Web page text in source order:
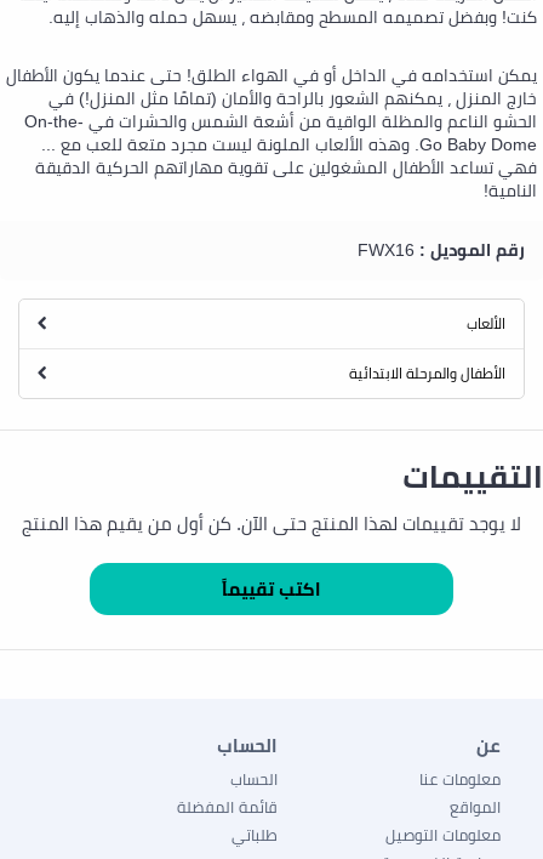
كنت! وبفضل تصميمه المسطح ومقابضه ، يسهل حمله والذهاب إليه.
يمكن استخدامه في الداخل أو في الهواء الطلق! حتى عندما يكون الأطفال
خارج المنزل ، يمكنهم الشعور بالراحة والأمان (تمامًا مثل المنزل!) في
الحشو الناعم والمظلة الواقية من أشعة الشمس والحشرات في On-the-
Go Baby Dome. وهذه الألعاب الملونة ليست مجرد متعة للعب مع ...
فهي تساعد الأطفال المشغولين على تقوية مهاراتهم الحركية الدقيقة
النامية!
رقم الموديل : FWX16
الألعاب
الأطفال والمرحلة الابتدائية
التقييمات
لا يوجد تقييمات لهذا المنتج حتى الآن. كن أول من يقيم هذا المنتج
عن
معلومات عنا
المواقع
معلومات التوصيل
الحساب
الحساب
قائمة المفضلة
طلباتي